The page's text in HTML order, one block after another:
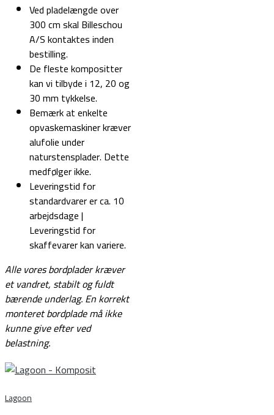
Ved pladelængde over
300 cm skal Billeschou
A/S kontaktes inden
bestilling.
De fleste kompositter
kan vi tilbyde i 12, 20 og
30 mm tykkelse.
Bemærk at enkelte
opvaskemaskiner kræver
alufolie under
naturstensplader. Dette
medfølger ikke.
Leveringstid for
standardvarer er ca. 10
arbejdsdage |
Leveringstid for
skaffevarer kan variere.
Alle vores bordplader kræver
et vandret, stabilt og fuldt
bærende underlag.En korrekt
monteret bordplade må ikke
kunne give efter ved
belastning.
Lagoon